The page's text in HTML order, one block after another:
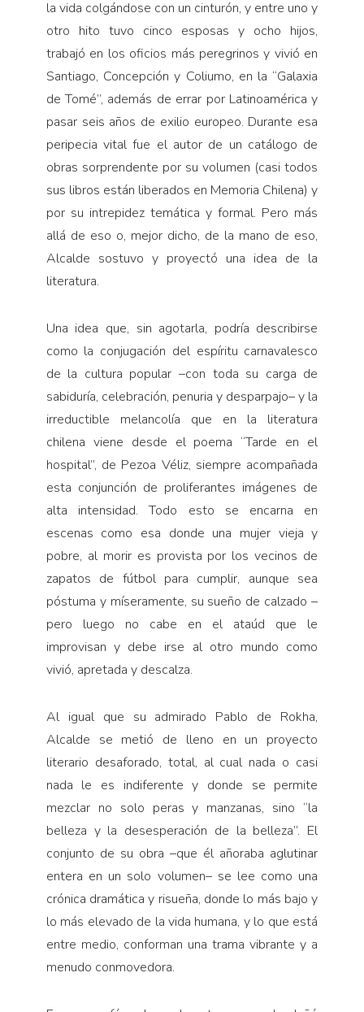
la vida colgándose con un cinturón, y entre uno y
otro hito tuvo cinco esposas y ocho hijos,
trabajó en los oficios más peregrinos y vivió en
Santiago, Concepción y Coliumo, en la “Galaxia
de Tomé”, además de errar por Latinoamérica y
pasar seis años de exilio europeo. Durante esa
peripecia vital fue el autor de un catálogo de
obras sorprendente por su volumen (casi todos
sus libros están liberados en Memoria Chilena) y
por su intrepidez temática y formal. Pero más
allá de eso o, mejor dicho, de la mano de eso,
Alcalde sostuvo y proyectó una idea de la
literatura.
Una idea que, sin agotarla, podría describirse
como la conjugación del espíritu carnavalesco
de la cultura popular –con toda su carga de
sabiduría, celebración, penuria y desparpajo– y la
irreductible melancolía que en la literatura
chilena viene desde el poema “Tarde en el
hospital”, de Pezoa Véliz, siempre acompañada
esta conjunción de proliferantes imágenes de
alta intensidad. Todo esto se encarna en
escenas como esa donde una mujer vieja y
pobre, al morir es provista por los vecinos de
zapatos de fútbol para cumplir, aunque sea
póstuma y míseramente, su sueño de calzado –
pero luego no cabe en el ataúd que le
improvisan y debe irse al otro mundo como
vivió, apretada y descalza.
Al igual que su admirado Pablo de Rokha,
Alcalde se metió de lleno en un proyecto
literario desaforado, total, al cual nada o casi
nada le es indiferente y donde se permite
mezclar no solo peras y manzanas, sino “la
belleza y la desesperación de la belleza”. El
conjunto de su obra –que él añoraba aglutinar
entera en un solo volumen– se lee como una
crónica dramática y risueña, donde lo más bajo y
lo más elevado de la vida humana, y lo que está
entre medio, conforman una trama vibrante y a
menudo conmovedora.